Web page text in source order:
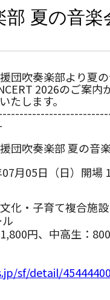
部 夏の音楽
団吹奏楽部より夏
2026のご案内
たします。
団吹奏楽部 夏の音
月05日（日）開場
化・子育て複合施
円、中高生：
sf/detail/